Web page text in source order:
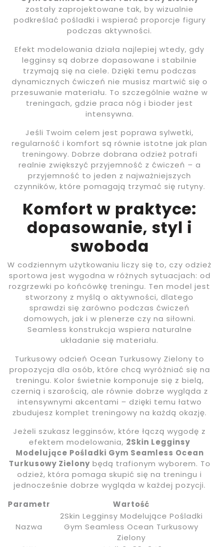
zostały zaprojektowane tak, by wizualnie
podkreślać pośladki i wspierać proporcje figury
podczas aktywności.
Efekt modelowania działa najlepiej wtedy, gdy
legginsy są dobrze dopasowane i stabilnie
trzymają się na ciele. Dzięki temu podczas
dynamicznych ćwiczeń nie musisz martwić się o
przesuwanie materiału. To szczególnie ważne w
treningach, gdzie praca nóg i bioder jest
intensywna.
Jeśli Twoim celem jest poprawa sylwetki,
regularność i komfort są równie istotne jak plan
treningowy. Dobrze dobrana odzież potrafi
realnie zwiększyć przyjemność z ćwiczeń – a
przyjemność to jeden z najważniejszych
czynników, które pomagają trzymać się rutyny.
Komfort w praktyce:
dopasowanie, styl i
swoboda
W codziennym użytkowaniu liczy się to, czy odzież
sportowa jest wygodna w różnych sytuacjach: od
rozgrzewki po końcówkę treningu. Ten model jest
stworzony z myślą o aktywności, dlatego
sprawdzi się zarówno podczas ćwiczeń
domowych, jak i w plenerze czy na siłowni.
Seamless konstrukcja wspiera naturalne
układanie się materiału.
Turkusowy odcień Ocean Turkusowy Zielony to
propozycja dla osób, które chcą wyróżniać się na
treningu. Kolor świetnie komponuje się z bielą,
czernią i szarością, ale równie dobrze wygląda z
intensywnymi akcentami – dzięki temu łatwo
zbudujesz komplet treningowy na każdą okazję.
Jeżeli szukasz legginsów, które łączą wygodę z
efektem modelowania, 2Skin Legginsy
Modelujące Pośladki Gym Seamless Ocean
Turkusowy Zielonybędą trafionym wyborem. To
odzież, która pomaga skupić się na treningu i
jednocześnie dobrze wygląda w każdej pozycji.
Parametr
Wartość
Nazwa
2Skin Legginsy Modelujące Pośladki
Gym Seamless Ocean Turkusowy
Zielony